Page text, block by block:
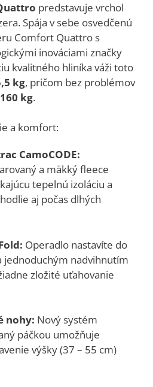
predstavuje vrchol
Spája v sebe osvedčenú
Comfort Quattro s
inováciami značky
kvalitného hliníka váži toto
kg, pričom bez problémov
160 kg.
a komfort:
CamoCODE:
a mäkký fleece
tepelnú izoláciu a
aj počas dlhých
Operadlo nastavíte do
jednoduchým nadvihnutím
zložité uťahovanie
nohy: Nový systém
páčkou umožňuje
výšky (37 – 55 cm)